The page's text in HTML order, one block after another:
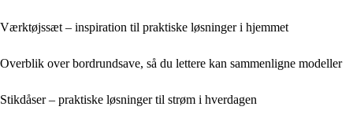
Værktøjssæt – inspiration til praktiske løsninger i hjemmet
Overblik over bordrundsave, så du lettere kan sammenligne modeller
Stikdåser – praktiske løsninger til strøm i hverdagen